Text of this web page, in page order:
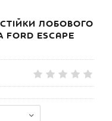
ЛОБОВОГО
ESCAPE